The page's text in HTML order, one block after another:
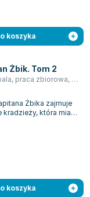
koszyka
Żbik. Tom 2
, praca zbiorowa,
Żbika zajmuje
która miała
w...
koszyka